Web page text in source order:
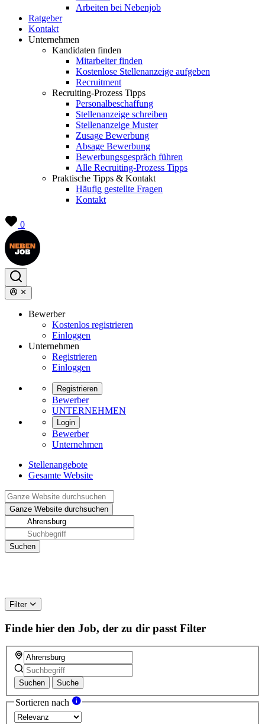
Arbeiten bei Nebenjob
Ratgeber
Kontakt
Unternehmen
Kandidaten finden
Mitarbeiter finden
Kostenlose Stellenanzeige aufgeben
Recruitment
Recruiting-Prozess Tipps
Personalbeschaffung
Stellenanzeige schreiben
Stellenanzeige Muster
Zusage Bewerbung
Absage Bewerbung
Bewerbungsgespräch führen
Alle Recruiting-Prozess Tipps
Praktische Tipps & Kontakt
Häufig gestellte Fragen
Kontakt
0
Bewerber
Kostenlos registrieren
Einloggen
Unternehmen
Registrieren
Einloggen
Registrieren
Bewerber
UNTERNEHMEN
Login
Bewerber
Unternehmen
Stellenangebote
Gesamte Website
Filter
Finde hier den Job, der zu dir passt Filter
Suchen Suche
Sortieren nach